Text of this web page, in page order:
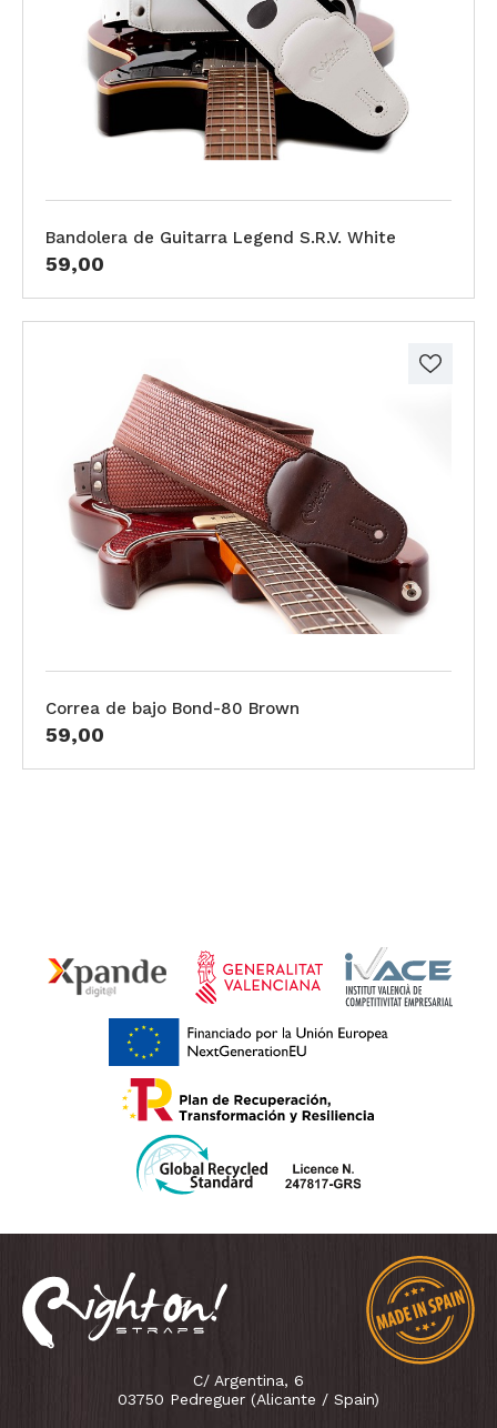
Bandolera de Guitarra Legend S.R.V. White
59,00
Correa de bajo Bond-80 Brown
59,00
C/ Argentina, 6
03750 Pedreguer (Alicante / Spain)